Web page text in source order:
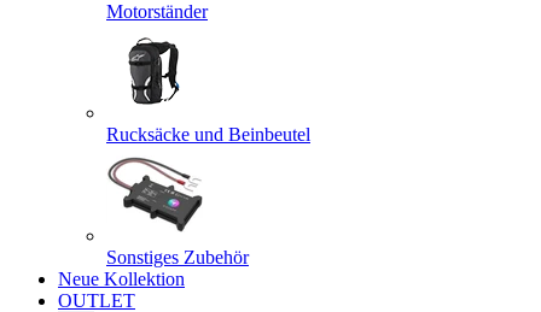
Motorständer
Rucksäcke und Beinbeutel
Sonstiges Zubehör
Neue Kollektion
OUTLET